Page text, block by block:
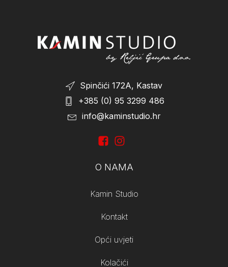
Spinčići 172A, Kastav
+385 (0) 95 3299 486
info@kaminstudio.hr
O NAMA
Kamin Studio
Kontakt
Opći uvjeti
Kolačići